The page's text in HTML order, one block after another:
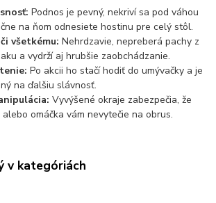
Podnos je pevný, nekriví sa pod váhou
na ňom odnesiete hostinu pre celý stôl.
všetkému: Nehrdzavie, nepreberá pachy z
a vydrží aj hrubšie zaobchádzanie.
Po akcii ho stačí hodiť do umývačky a je
na ďalšiu slávnosť.
Vyvýšené okraje zabezpečia, že
omáčka vám nevytečie na obrus.
v kategóriách